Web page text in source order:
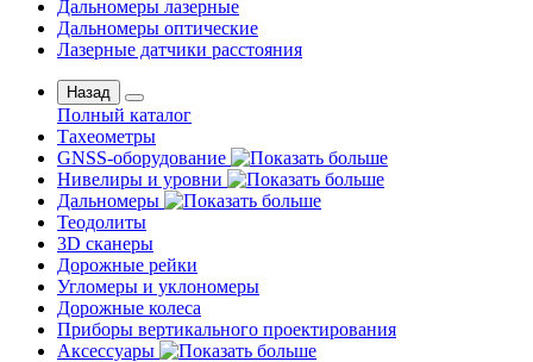
Дальномеры лазерные
Дальномеры оптические
Лазерные датчики расстояния
Назад
Полный каталог
Тахеометры
GNSS-оборудование
Нивелиры и уровни
Дальномеры
Теодолиты
3D сканеры
Дорожные рейки
Угломеры и уклономеры
Дорожные колеса
Приборы вертикального проектирования
Аксессуары